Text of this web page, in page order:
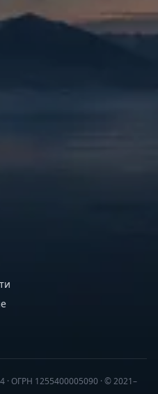
ОГРН 1255400005090 · © 2021–